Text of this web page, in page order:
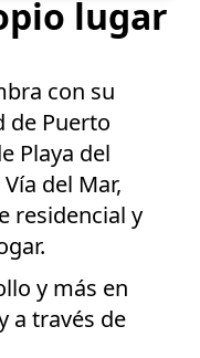
lugar
con su
de Puerto
Playa del
del Mar,
residencial y
y más en
a través de